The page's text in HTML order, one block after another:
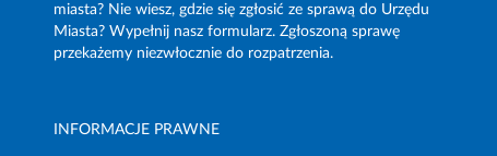
miasta? Nie wiesz, gdzie się zgłosić ze sprawą do Urzędu
Miasta? Wypełnij nasz formularz. Zgłoszoną sprawę
przekażemy niezwłocznie do rozpatrzenia.
INFORMACJE PRAWNE